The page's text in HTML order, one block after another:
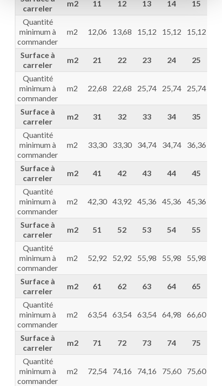
carreler
m2 11 12 13 14 15
Quantité
minimum à
commander
m2 12,06 13,68 15,12 15,12 15,12
Surface à
carreler
m2 21 22 23 24 25
Quantité
minimum à
commander
m2 22,68 22,68 25,74 25,74 25,74
Surface à
carreler
m2 31 32 33 34 35
Quantité
minimum à
commander
m2 33,30 33,30 34,74 34,74 36,36
Surface à
carreler
m2 41 42 43 44 45
Quantité
minimum à
commander
m2 42,30 43,92 45,36 45,36 45,36
Surface à
carreler
m2 51 52 53 54 55
Quantité
minimum à
commander
m2 52,92 52,92 55,98 55,98 55,98
Surface à
carreler
m2 61 62 63 64 65
Quantité
minimum à
commander
m2 63,54 63,54 63,54 64,98 66,60
Surface à
carreler
m2 71 72 73 74 75
Quantité
minimum à
commander
m2 72,54 74,16 74,16 75,60 75,60